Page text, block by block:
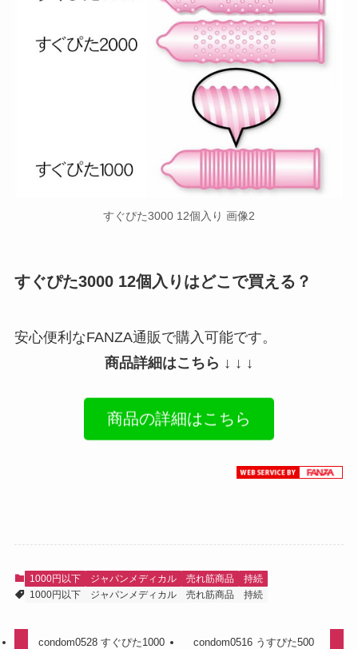
すぐぴた3000 12個入り 画像2
すぐぴた3000 12個入りはどこで買える？
安心便利なFANZA通販で購入可能です。
商品詳細はこちら ↓ ↓ ↓
商品の詳細はこちら
1000円以下 ジャパンメディカル 売れ筋商品
持続
1000円以下
ジャパンメディカル 売れ筋商品 持続
condom0528 すぐぴた1000
condom0516 うすぴた500